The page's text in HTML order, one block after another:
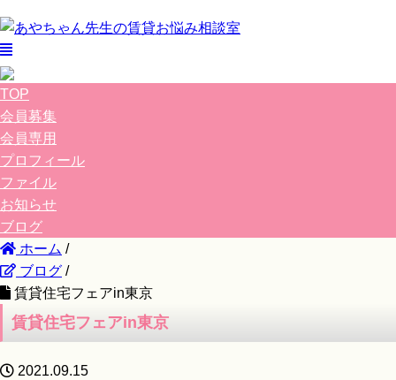
TOP
会員募集
会員専用
プロフィール
ファイル
お知らせ
ブログ
ホーム /
ブログ /
賃貸住宅フェアin東京
賃貸住宅フェアin東京
2021.09.15